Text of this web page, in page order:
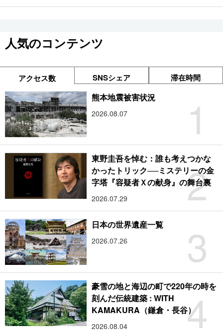
人気のコンテンツ
アクセス数 SNSシェア 滞在時間
1
熊本地震被害状況
2026.08.07
2
東野圭吾を悼む：誰も考えつかな
かったトリック──ミステリーの金
字塔『容疑者Ｘの献身』の舞台裏
2026.07.29
3
日本の世界遺産一覧
2026.07.26
4
豪雪の地と海辺の町で220年の時を
刻んだ伝統建築 : WITH
KAMAKURA（鎌倉・長谷）
2026.08.04